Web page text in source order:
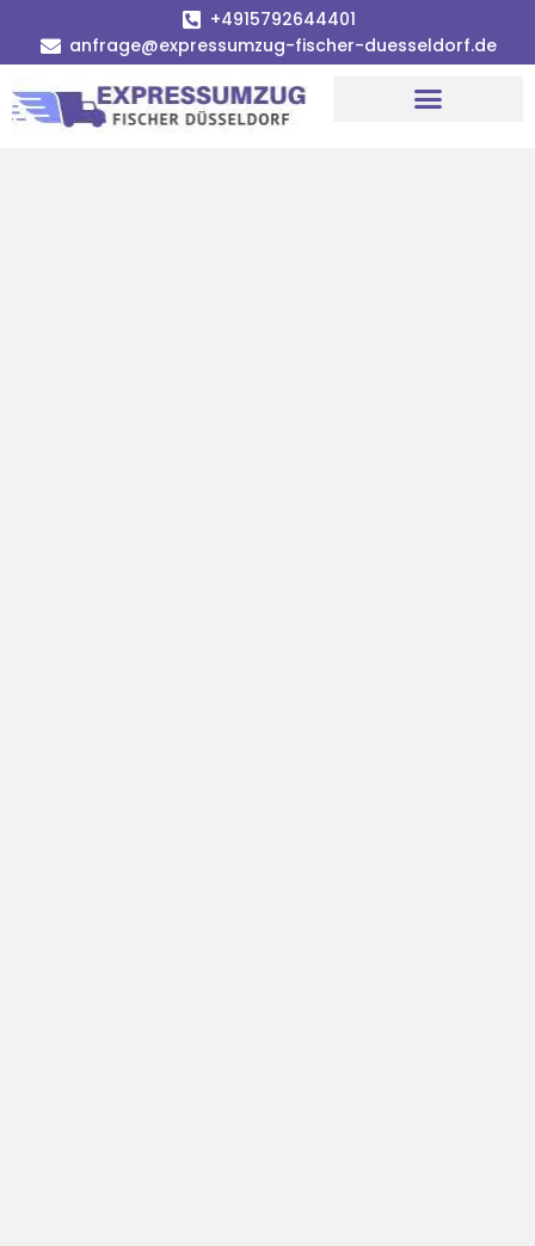
+4915792644401
anfrage@expressumzug-fischer-duesseldorf.de